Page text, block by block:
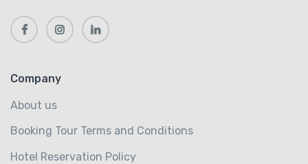
Company
About us
Booking Tour Terms and Conditions
Hotel Reservation Policy